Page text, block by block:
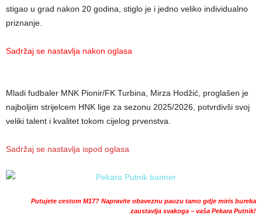
stigao u grad nakon 20 godina, stiglo je i jedno veliko individualno
priznanje.
Sadržaj se nastavlja nakon oglasa
Mladi fudbaler MNK Pionir/FK Turbina, Mirza Hodžić, proglašen je
najboljim strijelcem HNK lige za sezonu 2025/2026, potvrdivši svoj
veliki talent i kvalitet tokom cijelog prvenstva.
Sadržaj se nastavlja ispod oglasa
Putujete cestom M17? Napravite obaveznu pauzu tamo gdje miris bureka
zaustavlja svakoga – vaša Pekara Putnik!